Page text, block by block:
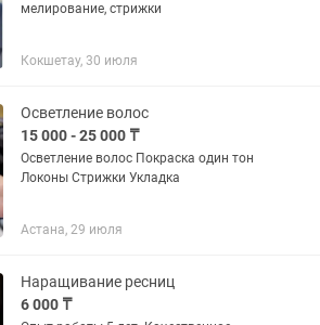
мелирование, стрижки
Кокшетау, 30 июля
Осветление волос
15 000 - 25 000 ₸
Осветление волос Покраска один тон
Локоны Стрижки Укладка
Астана, 29 июля
Наращивание ресниц
6 000 ₸